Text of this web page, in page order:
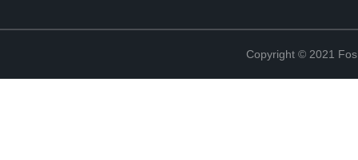
Copyright © 2021